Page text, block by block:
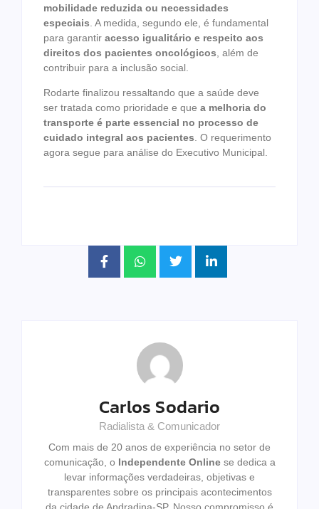
mobilidade reduzida ou necessidades
especiais . A medida, segundo ele, é fundamental
para garantir acesso igualitário e respeito aos
direitos dos pacientes oncológicos , além de
contribuir para a inclusão social.
Rodarte finalizou ressaltando que a saúde deve
ser tratada como prioridade e que a melhoria do
transporte é parte essencial no processo de
cuidado integral aos pacientes. O requerimento
agora segue para análise do Executivo Municipal.
Carlos Sodario
Radialista & Comunicador
Com mais de 20 anos de experiência no setor de
comunicação, o Independente Onlinese dedica a
levar informações verdadeiras, objetivas e
transparentes sobre os principais acontecimentos